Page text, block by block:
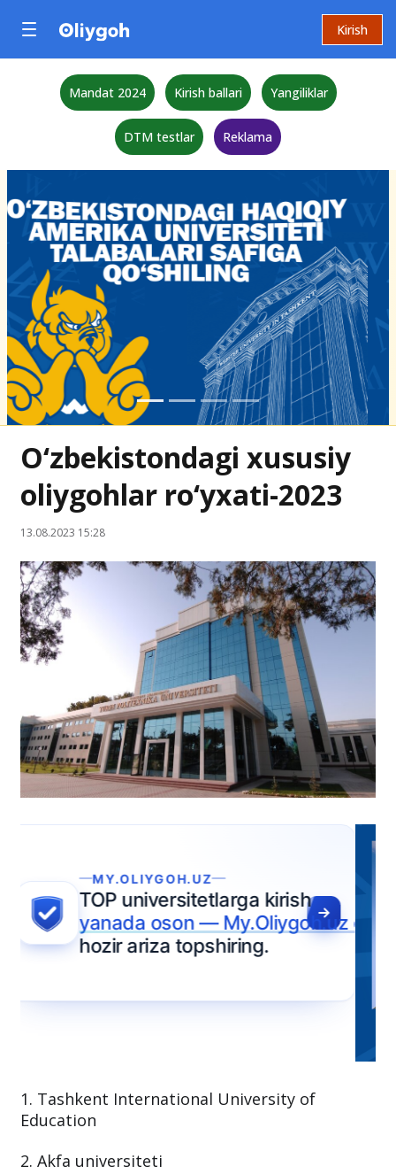
Kirish
Mandat 2024 Kirish ballari Yangiliklar
DTM testlar Reklama
O‘zbekistondagi xususiy
oliygohlar ro‘yxati-2023
13.08.2023 15:28
1. Tashkent International University of
Education
2. Akfa universiteti